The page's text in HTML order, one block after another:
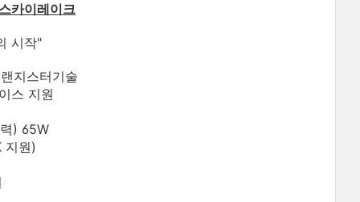
카이레이크
시작"
지스터기술
스 지원
) 65W
원)